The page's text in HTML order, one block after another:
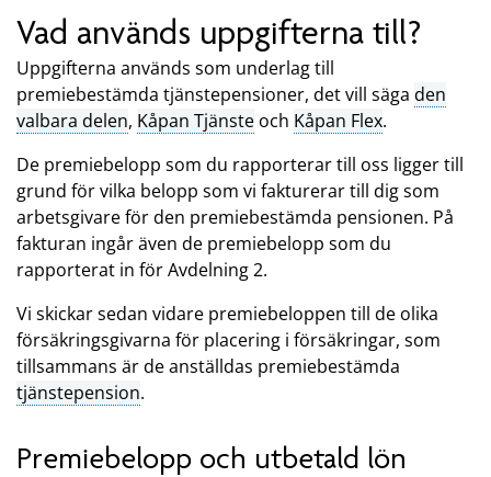
Vad används uppgifterna till?
Uppgifterna används som underlag till
premiebestämda tjänstepensioner, det vill säga den
valbara delen, Kåpan Tjänste och Kåpan Flex.
De premiebelopp som du rapporterar till oss ligger till
grund för vilka belopp som vi fakturerar till dig som
arbetsgivare för den premiebestämda pensionen. På
fakturan ingår även de premiebelopp som du
rapporterat in för Avdelning 2.
Vi skickar sedan vidare premiebeloppen till de olika
försäkringsgivarna för placering i försäkringar, som
tillsammans är de anställdas premiebestämda
tjänstepension.
Premiebelopp och utbetald lön